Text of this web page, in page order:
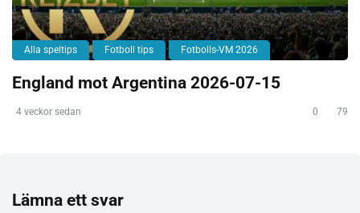
Alla speltips Fotboll tips Fotbolls-VM 2026
England mot Argentina 2026-07-15
4 veckor sedan 0 79
Lämna ett svar